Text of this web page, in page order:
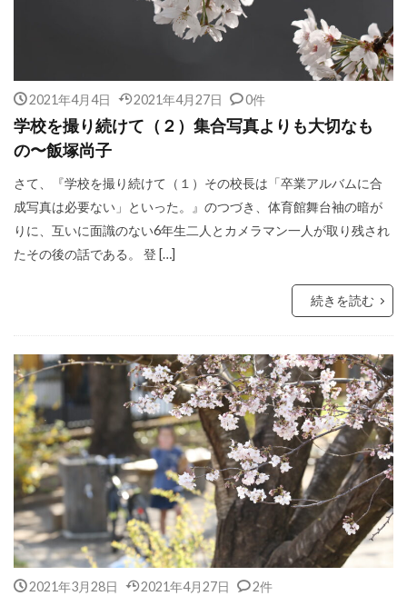
2021年4月4日 2021年4月27日 0件
学校を撮り続けて（２）集合写真よりも大切なも
の〜飯塚尚子
さて、『学校を撮り続けて（１）その校長は「卒業アルバムに合
成写真は必要ない」といった。』のつづき、体育館舞台袖の暗が
りに、互いに面識のない6年生二人とカメラマン一人が取り残され
たその後の話である。 登 […]
続きを読む
2021年3月28日 2021年4月27日 2件